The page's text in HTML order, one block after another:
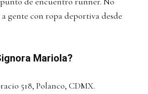
gente con ropa deportiva desde
Mariola?
518, Polanco, CDMX.